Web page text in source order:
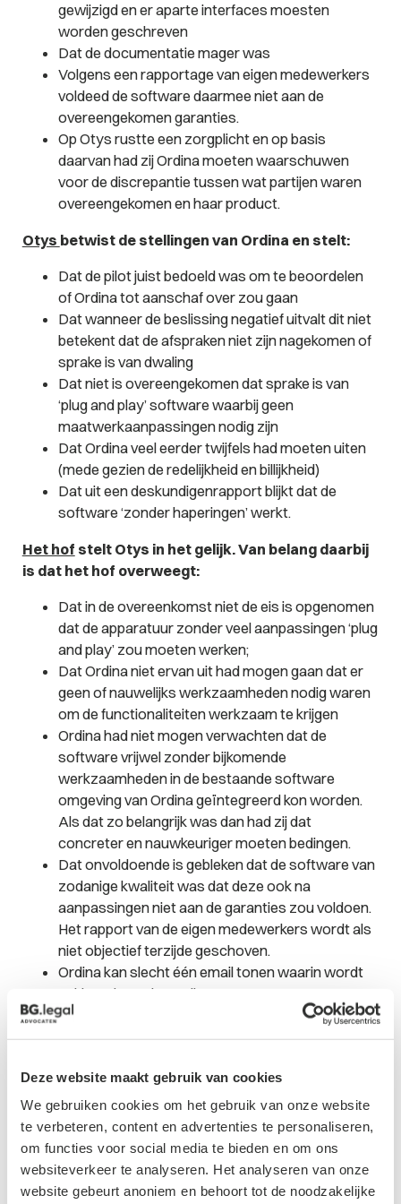
Deze website maakt gebruik van cookies
We gebruiken cookies om het gebruik van onze website
te verbeteren, content en advertenties te personaliseren,
om functies voor social media te bieden en om ons
websiteverkeer te analyseren. Het analyseren van onze
website gebeurt anoniem en behoort tot de noodzakelijke
gewijzigd en er aparte interfaces moesten
worden geschreven
Dat de documentatie mager was
Volgens een rapportage van eigen medewerkers
voldeed de software daarmee niet aan de
overeengekomen garanties.
Op Otys rustte een zorgplicht en op basis
daarvan had zij Ordina moeten waarschuwen
voor de discrepantie tussen wat partijen waren
overeengekomen en haar product.
Otys betwist de stellingen van Ordina en stelt:
Dat de pilot juist bedoeld was om te beoordelen
of Ordina tot aanschaf over zou gaan
Dat wanneer de beslissing negatief uitvalt dit niet
betekent dat de afspraken niet zijn nagekomen of
sprake is van dwaling
Dat niet is overeengekomen dat sprake is van
‘plug and play’ software waarbij geen
maatwerkaanpassingen nodig zijn
Dat Ordina veel eerder twijfels had moeten uiten
(mede gezien de redelijkheid en billijkheid)
Dat uit een deskundigenrapport blijkt dat de
software ‘zonder haperingen’ werkt.
Het hof stelt Otys in het gelijk. Van belang daarbij
is dat het hof overweegt:
Dat in de overeenkomst niet de eis is opgenomen
dat de apparatuur zonder veel aanpassingen ‘plug
and play’ zou moeten werken;
Dat Ordina niet ervan uit had mogen gaan dat er
geen of nauwelijks werkzaamheden nodig waren
om de functionaliteiten werkzaam te krijgen
Ordina had niet mogen verwachten dat de
software vrijwel zonder bijkomende
werkzaamheden in de bestaande software
omgeving van Ordina geïntegreerd kon worden.
Als dat zo belangrijk was dan had zij dat
concreter en nauwkeuriger moeten bedingen.
Dat onvoldoende is gebleken dat de software van
zodanige kwaliteit was dat deze ook na
aanpassingen niet aan de garanties zou voldoen.
Het rapport van de eigen medewerkers wordt als
niet objectief terzijde geschoven.
Ordina kan slecht één email tonen waarin wordt
geklaagd over koppelingen.
Dat Ordina Otys onvoldoende de mogelijkheid
heeft geboden te reageren op klachten.
Conclusie
Het hof concludeert dat Ordina zich niet kan beroepen
op ontbinding van de overeenkomst. Daarmee blijft de
overeenkomst in stand. Ordina heeft de overeenkomst
niet opgezegd of op een andere manier beëindigd.
Ordina wordt veroordeeld om de onbetaalde facturen,